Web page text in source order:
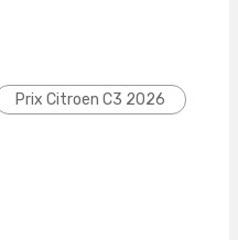
Prix Citroen C3 2026